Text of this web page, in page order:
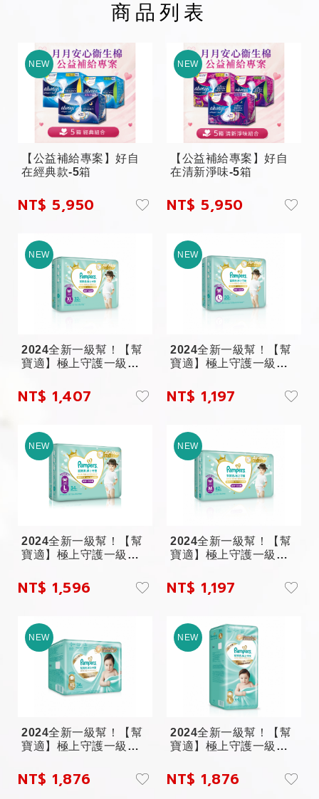
商品列表
【公益補給專案】好自
在經典款-5箱
NT$ 5,950
【公益補給專案】好自
在清新淨味-5箱
NT$ 5,950
2024全新一級幫！【幫
寶適】極上守護一級幫
NT$ 1,407
2024全新一級幫！【幫
寶適】極上守護一級幫
NT$ 1,197
2024全新一級幫！【幫
寶適】極上守護一級幫
NT$ 1,596
2024全新一級幫！【幫
寶適】極上守護一級幫
NT$ 1,197
2024全新一級幫！【幫
寶適】極上守護一級幫
NT$ 1,876
2024全新一級幫！【幫
寶適】極上守護一級幫
NT$ 1,876